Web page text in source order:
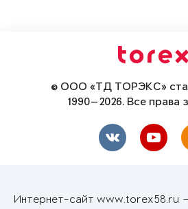
© ООО «ТД ТОРЭКС»
1990—2026. Все права
Интернет-сайт www.torex58.ru